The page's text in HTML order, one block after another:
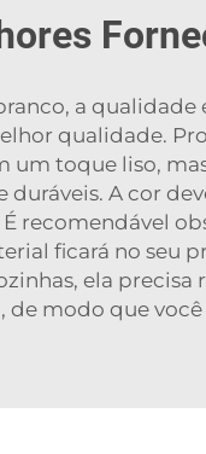
a
qualidade.
toque liso,
duráveis. A cor
recomendável
ficará no seu
ela
de modo que